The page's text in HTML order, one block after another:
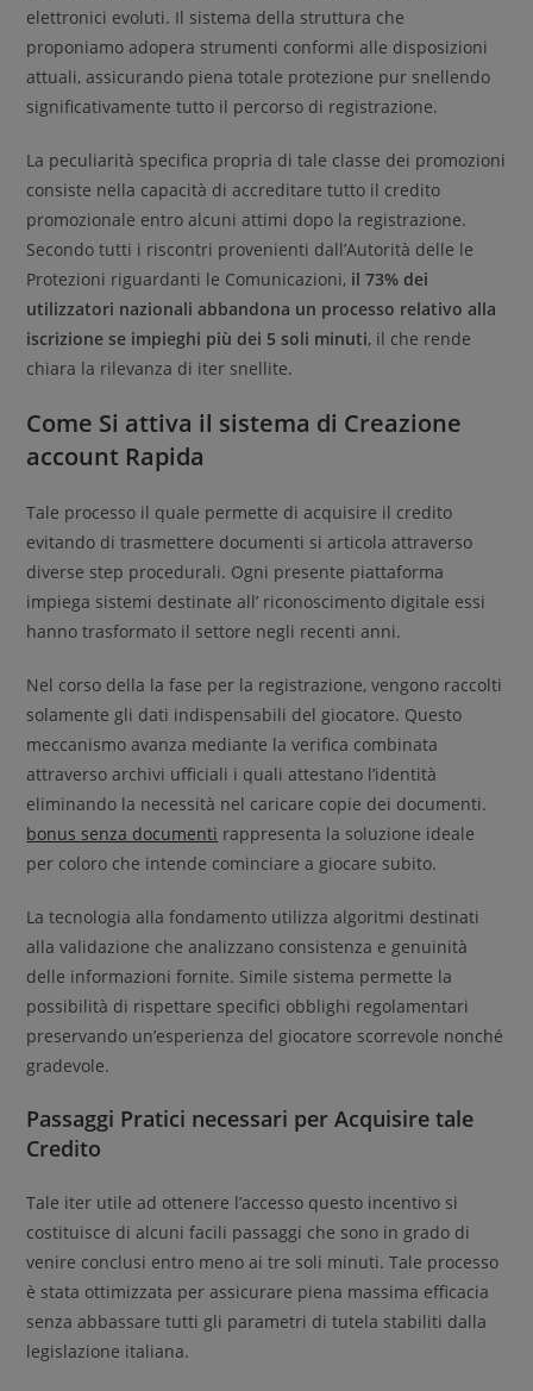
elettronici evoluti. Il sistema della struttura che
proponiamo adopera strumenti conformi alle disposizioni
attuali, assicurando piena totale protezione pur snellendo
significativamente tutto il percorso di registrazione.
La peculiarità specifica propria di tale classe dei promozioni
consiste nella capacità di accreditare tutto il credito
promozionale entro alcuni attimi dopo la registrazione.
Secondo tutti i riscontri provenienti dall’Autorità delle le
Protezioni riguardanti le Comunicazioni, il 73% dei
utilizzatori nazionali abbandona un processo relativo alla
iscrizione se impieghi più dei 5 soli minuti, il che rende
chiara la rilevanza di iter snellite.
Come Si attiva il sistema di Creazione
account Rapida
Tale processo il quale permette di acquisire il credito
evitando di trasmettere documenti si articola attraverso
diverse step procedurali. Ogni presente piattaforma
impiega sistemi destinate all’ riconoscimento digitale essi
hanno trasformato il settore negli recenti anni.
Nel corso della la fase per la registrazione, vengono raccolti
solamente gli dati indispensabili del giocatore. Questo
meccanismo avanza mediante la verifica combinata
attraverso archivi ufficiali i quali attestano l’identità
eliminando la necessità nel caricare copie dei documenti.
bonus senza documenti rappresenta la soluzione ideale
per coloro che intende cominciare a giocare subito.
La tecnologia alla fondamento utilizza algoritmi destinati
alla validazione che analizzano consistenza e genuinità
delle informazioni fornite. Simile sistema permette la
possibilità di rispettare specifici obblighi regolamentari
preservando un’esperienza del giocatore scorrevole nonché
gradevole.
Passaggi Pratici necessari per Acquisire tale
Credito
Tale iter utile ad ottenere l’accesso questo incentivo si
costituisce di alcuni facili passaggi che sono in grado di
venire conclusi entro meno ai tre soli minuti. Tale processo
è stata ottimizzata per assicurare piena massima efficacia
senza abbassare tutti gli parametri di tutela stabiliti dalla
legislazione italiana.